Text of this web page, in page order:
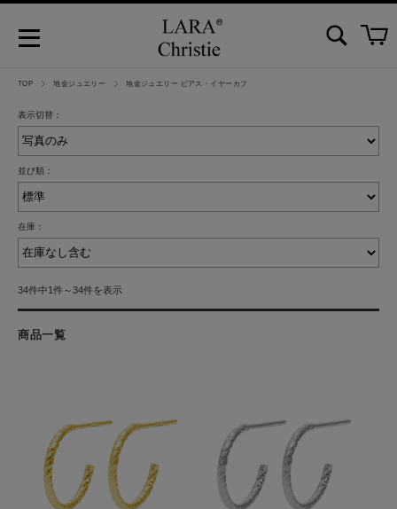
TOP 地金ジュエリー 地金ジュエリー ピアス・イヤーカフ
表示切替：
並び順：
在庫：
34件中1件～34件を表示
商品一覧